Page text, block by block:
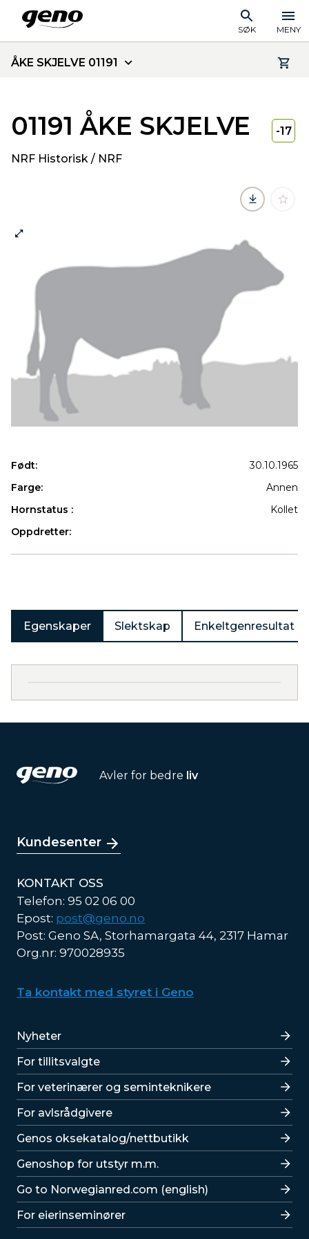
SØK MENY
ÅKE SKJELVE 01191
01191 ÅKE SKJELVE
NRF Historisk / NRF
-17
Født:
30.10.1965
Farge:
Annen
Hornstatus :
Kollet
Oppdretter:
Egenskaper Slektskap Enkeltgenresultat
Avler for bedre liv
Kundesenter
KONTAKT OSS
Telefon: 95 02 06 00
Epost: post@geno.no
Post: Geno SA, Storhamargata 44, 2317 Hamar
Org.nr: 970028935
Ta kontakt med styret i Geno
Lenker
Nyheter
For tillitsvalgte
For veterinærer og seminteknikere
For avlsrådgivere
Lenker
Genos oksekatalog/nettbutikk
Genoshop for utstyr m.m.
Go to Norwegianred.com (english)
For eierinseminører